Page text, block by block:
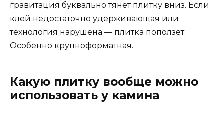
гравитация буквально тянет плитку вниз. Если
клей недостаточно удерживающая или
технология нарушена — плитка поползёт.
Особенно крупноформатная.
Какую плитку вообще можно
использовать у камина